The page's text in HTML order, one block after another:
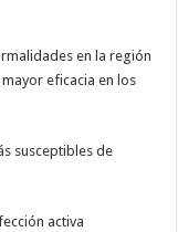
en la región
mayor eficacia en los
susceptibles de
activa